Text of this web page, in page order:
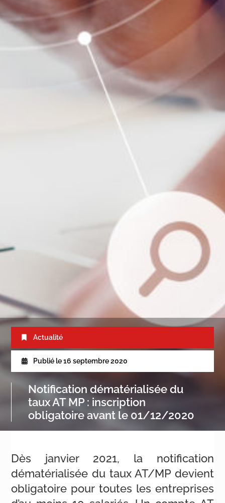
Actualité
Publié le 16 septembre 2020
Notification dématérialisée du
taux AT MP : inscription
obligatoire avant le 01/12/2020
Dès janvier 2021, la notification
dématérialisée du taux AT/MP devient
obligatoire pour toutes les entreprises